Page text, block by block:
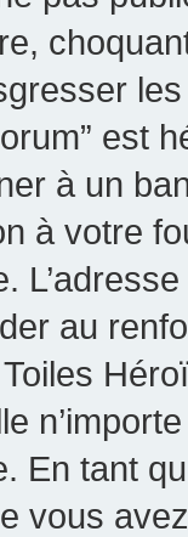
est
à un
à votre
au
En tant
vous